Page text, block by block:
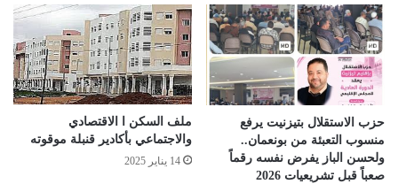
حزب الاستقلال بتيزنيت يرفع
منسوب التعبئة من بونعمان..
ولحسن الباز يفرض نفسه رقماً
صعباً قبل تشريعيات 2026
ملف السكن ا الاقتصادي
والاجتماعي بأكادير قنبلة موقوته
14 يناير 2025